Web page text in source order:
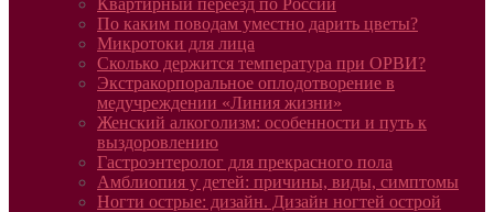
По каким поводам уместно дарить цветы?
Микротоки для лица
Сколько держится температура при ОРВИ?
Экстракорпоральное оплодотворение в
медучреждении «Линия жизни»
Женский алкоголизм: особенности и путь к
выздоровлению
Гастроэнтеролог для прекрасного пола
Амблиопия у детей: причины, виды, симптомы
Ногти острые: дизайн. Дизайн ногтей острой